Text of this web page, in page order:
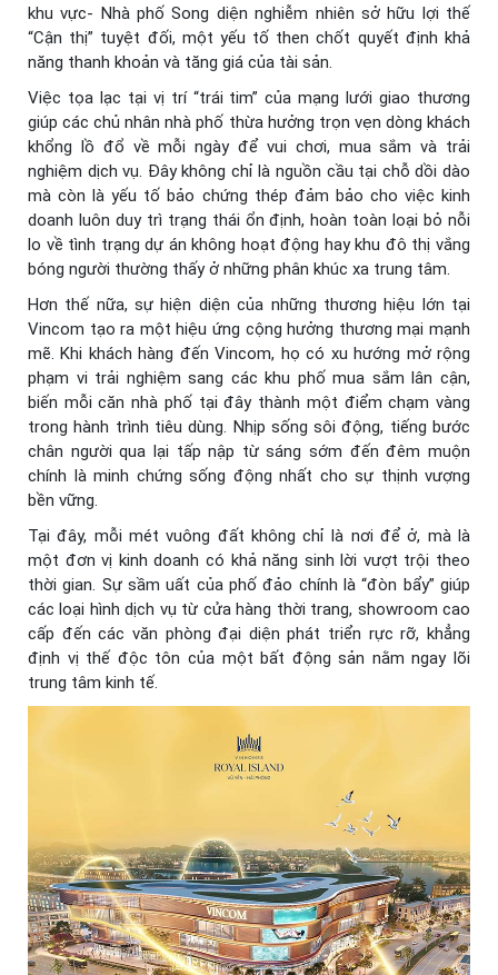
khu vực- Nhà phố Song diện nghiễm nhiên sở hữu lợi thế
“Cận thị” tuyệt đối, một yếu tố then chốt quyết định khả
năng thanh khoản và tăng giá của tài sản.
Việc tọa lạc tại vị trí “trái tim” của mạng lưới giao thương
giúp các chủ nhân nhà phố thừa hưởng trọn vẹn dòng khách
khổng lồ đổ về mỗi ngày để vui chơi, mua sắm và trải
nghiệm dịch vụ. Đây không chỉ là nguồn cầu tại chỗ dồi dào
mà còn là yếu tố bảo chứng thép đảm bảo cho việc kinh
doanh luôn duy trì trạng thái ổn định, hoàn toàn loại bỏ nỗi
lo về tình trạng dự án không hoạt động hay khu đô thị vắng
bóng người thường thấy ở những phân khúc xa trung tâm.
Hơn thế nữa, sự hiện diện của những thương hiệu lớn tại
Vincom tạo ra một hiệu ứng cộng hưởng thương mại mạnh
mẽ. Khi khách hàng đến Vincom, họ có xu hướng mở rộng
phạm vi trải nghiệm sang các khu phố mua sắm lân cận,
biến mỗi căn nhà phố tại đây thành một điểm chạm vàng
trong hành trình tiêu dùng. Nhịp sống sôi động, tiếng bước
chân người qua lại tấp nập từ sáng sớm đến đêm muộn
chính là minh chứng sống động nhất cho sự thịnh vượng
bền vững.
Tại đây, mỗi mét vuông đất không chỉ là nơi để ở, mà là
một đơn vị kinh doanh có khả năng sinh lời vượt trội theo
thời gian. Sự sầm uất của phố đảo chính là “đòn bẩy” giúp
các loại hình dịch vụ từ cửa hàng thời trang, showroom cao
cấp đến các văn phòng đại diện phát triển rực rỡ, khẳng
định vị thế độc tôn của một bất động sản nằm ngay lõi
trung tâm kinh tế.